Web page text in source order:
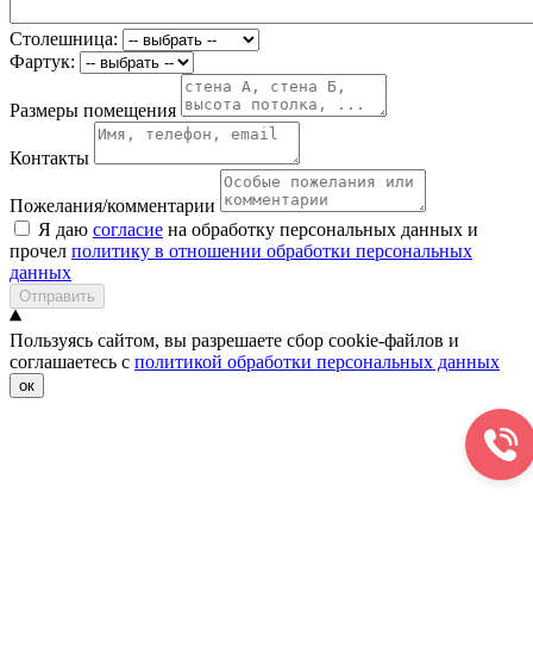
Столешница:
Фартук:
Размеры помещения
Контакты
Пожелания/комментарии
Я даю согласие на обработку персональных данных и
прочел политику в отношении обработки персональных
данных
Отправить
Пользуясь сайтом, вы разрешаете сбор cookie-файлов и
соглашаетесь с политикой обработки персональных данных
ок